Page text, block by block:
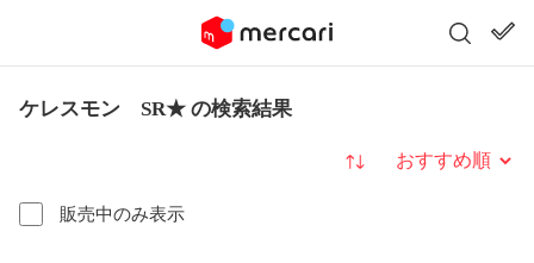
ケレスモン SR★ の検索結果
販売中のみ表示
並び替え